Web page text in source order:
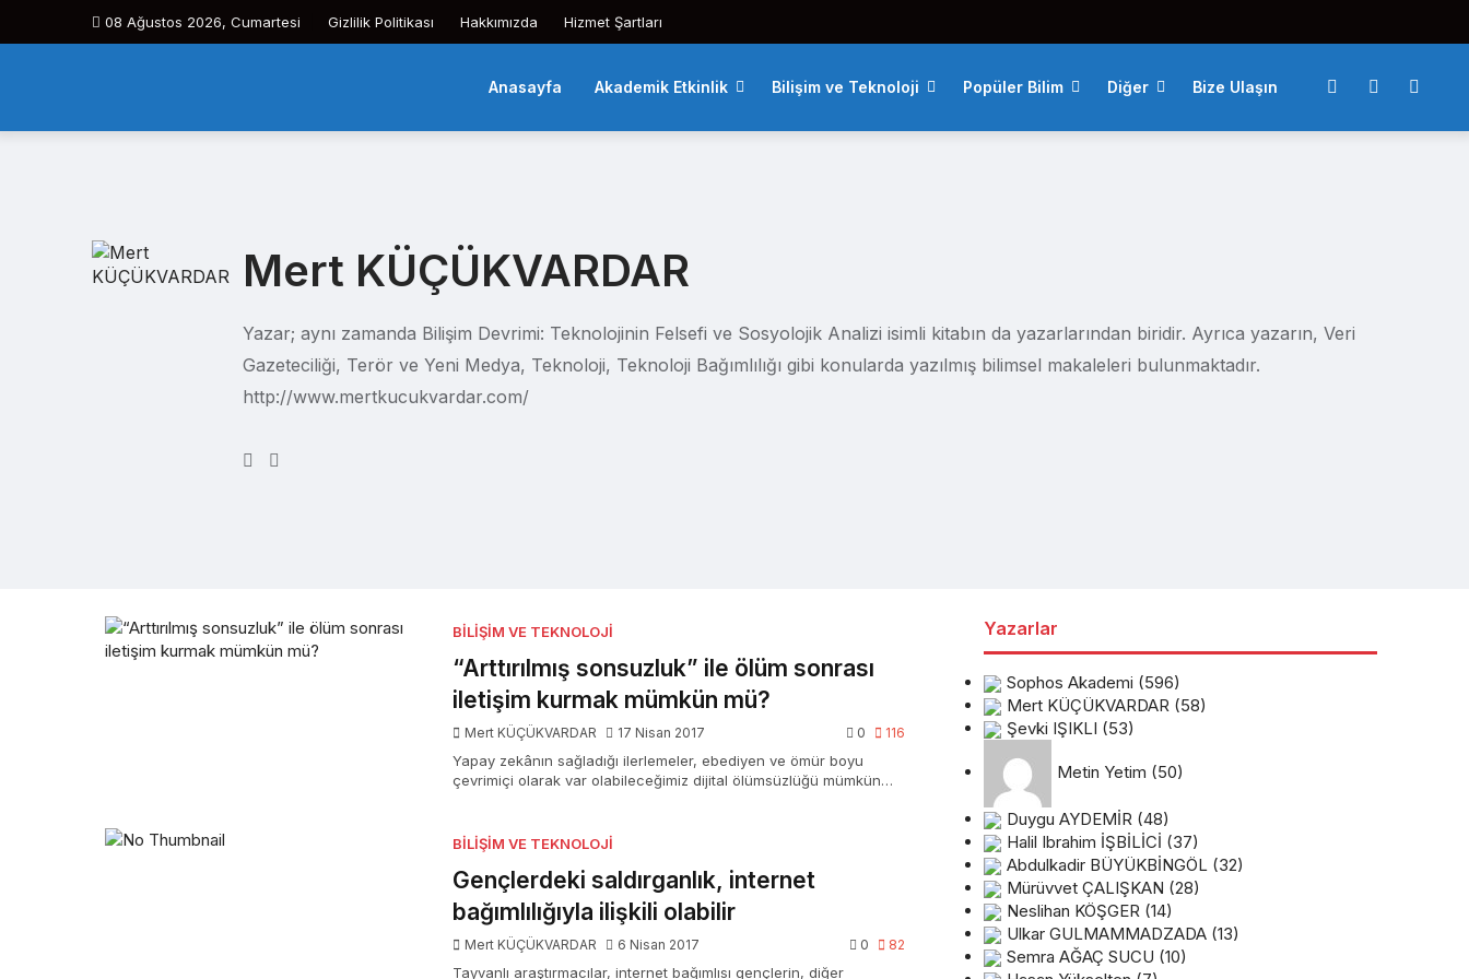
08 Ağustos 2026, Cumartesi Gizlilik Politikası Hakkımızda Hizmet Şartları
Anasayfa Akademik Etkinlik Bilişim ve Teknoloji Popüler Bilim Diğer Bize Ulaşın
Mert KÜÇÜKVARDAR
Yazar; aynı zamanda Bilişim Devrimi: Teknolojinin Felsefi ve Sosyolojik Analizi isimli kitabın da yazarlarından biridir. Ayrıca yazarın, Veri
Gazeteciliği, Terör ve Yeni Medya, Teknoloji, Teknoloji Bağımlılığı gibi konularda yazılmış bilimsel makaleleri bulunmaktadır.
http://www.mertkucukvardar.com/
BILIŞIM VE TEKNOLOJI
“Arttırılmış sonsuzluk” ile ölüm sonrası
iletişim kurmak mümkün mü?
Mert KÜÇÜKVARDAR 17 Nisan 2017 0 116
Yapay zekânın sağladığı ilerlemeler, ebediyen ve ömür boyu
çevrimiçi olarak var olabileceğimiz dijital ölümsüzlüğü mümkün…
BILIŞIM VE TEKNOLOJI
Gençlerdeki saldırganlık, internet
bağımlılığıyla ilişkili olabilir
Mert KÜÇÜKVARDAR 6 Nisan 2017 0 82
Tayvanlı araştırmacılar, internet bağımlısı gençlerin, diğer
Yazarlar
Sophos Akademi (596)
Mert KÜÇÜKVARDAR (58)
Şevki IŞIKLI (53)
Metin Yetim (50)
Duygu AYDEMİR (48)
Halil Ibrahim İŞBİLİCİ (37)
Abdulkadir BÜYÜKBİNGÖL (32)
Mürüvvet ÇALIŞKAN (28)
Neslihan KÖŞGER (14)
Ulkar GULMAMMADZADA (13)
Semra AĞAÇ SUCU (10)